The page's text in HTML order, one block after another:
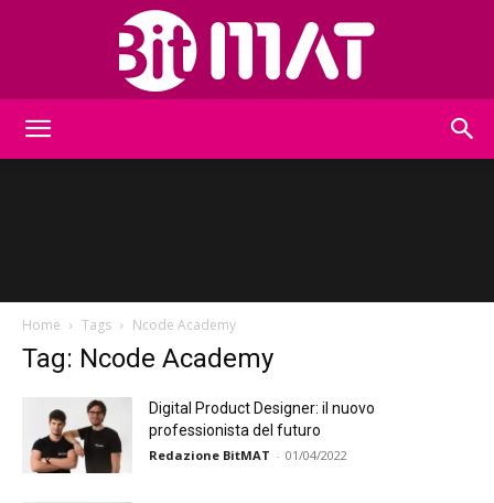
Home Tags Ncode Academy
Tag: Ncode Academy
Digital Product Designer: il nuovo
professionista del futuro
Redazione BitMAT - 01/04/2022